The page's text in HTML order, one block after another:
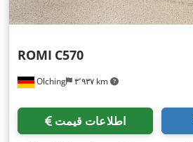
Olching ۳٬۹۳۷ km
ROMI C570
اطلاعات قیمت